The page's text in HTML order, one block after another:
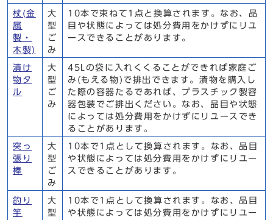
杖(金
属
製・
木製)
大
型
ご
み
10本で束ねて1点と換算されます。なお、品
目や状態によっては処分費用をかけずにリユ
ースできることがあります。
漬け
物タ
ル
大
型
ご
み
45Lの袋に入れくくることができれば家庭ご
み(もえる物)で排出できます。漬物を購入し
た際の容器たるであれば、プラスチック製容
器包装でご排出ください。なお、品目や状態
によっては処分費用をかけずにリユースでき
ることがあります。
突っ
張り
棒
大
型
ご
み
10本で1点として換算されます。なお、品目
や状態によっては処分費用をかけずにリユー
スできることがあります。
釣り
竿
大
型
10本で1点として換算されます。なお、品目
や状態によっては処分費用をかけずにリユー